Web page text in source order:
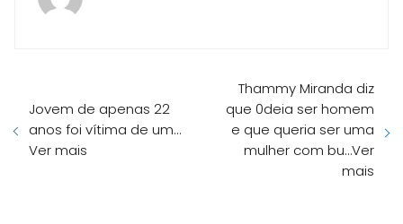
Jovem de apenas 22
anos foi vítima de um…
Ver mais
Thammy Miranda diz
que 0deia ser homem
e que queria ser uma
mulher com bu…Ver
mais